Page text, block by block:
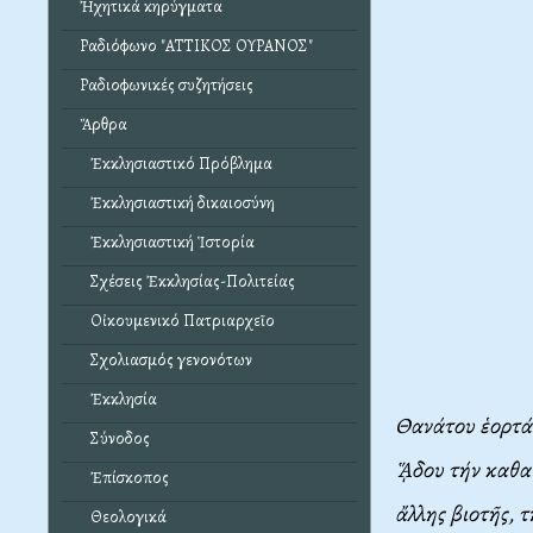
Ἠχητικά κηρύγματα
Ραδιόφωνο "ΑΤΤΙΚΟΣ ΟΥΡΑΝΟΣ"
Ραδιοφωνικές συζητήσεις
Ἄρθρα
Ἐκκλησιαστικό Πρόβλημα
Ἐκκλησιαστική δικαιοσύνη
Ἐκκλησιαστική Ἱστορία
Σχέσεις Ἐκκλησίας-Πολιτείας
Οἰκουμενικό Πατριαρχεῖο
Σχολιασμός γενονότων
Ἐκκλησία
Σύνοδος
Ἐπίσκοπος
Θεολογικά
Θανάτου
ᾍδου τήν
ἄλλης βιοτῆς,